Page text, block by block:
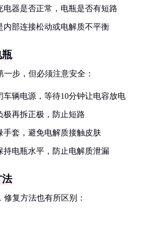
电器是否正常，电瓶是否有短路
内部连接松动或电解质不平衡
瓶
步，但必须注意安全：
车辆电源，等待10分钟让电容放电
极再拆正极，防止短路
手套，避免电解质接触皮肤
持电瓶水平，防止电解质泄漏
法
复方法也有所区别：